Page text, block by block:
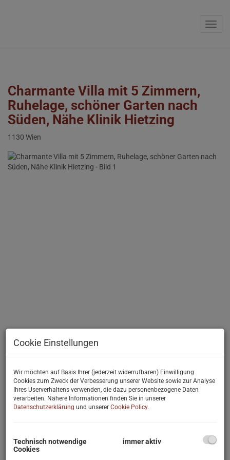
Charmante Villa mit 5 Zimmern,
Ruhelage, schöner Garten nach
Süden, Nähe Klinik Hietzing
1130 Wien
Beschreibung
ruhigen und idyllischen Lage. Das 637m² lt. Grundbuch große und
ebene Grundstück ist Bauland Wohngebiet W I, 7,5m mit offener
Cookie Einstellungen
Wir möchten auf Basis Ihrer (jederzeit widerrufbaren) Einwilligung
Cookies zum Zweck der Verbesserung unserer Website sowie zur Analyse
Ihres Userverhaltens verwenden, die dazu personenbezogene Daten
verarbeiten. Nähere Informationen finden Sie in unserer
Datenschutzerklärung und unserer Cookie Policy.
Technisch notwendige
Cookies
immer aktiv